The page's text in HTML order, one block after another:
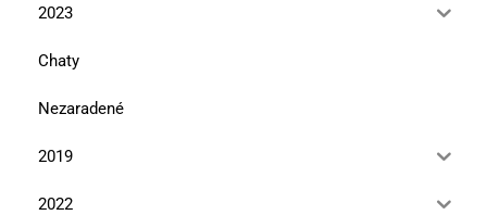
2023
Chaty
Nezaradené
2019
2022